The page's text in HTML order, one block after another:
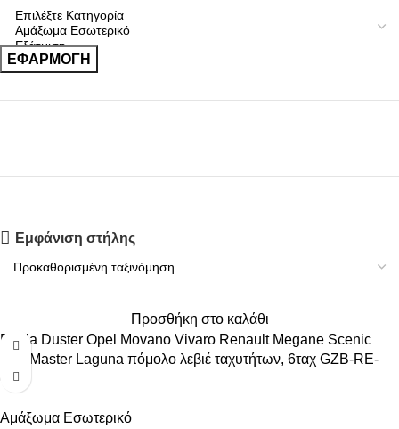
ΕΦΑΡΜΟΓΉ
Upholstered chair
Εμφάνιση στήλης
Προσθήκη στο καλάθι
Dacia Duster Opel Movano Vivaro Renault Megane Scenic
Clio Master Laguna πόμολο λεβιέ ταχυτήτων, 6ταχ GZB-RE-
009
Αμάξωμα Εσωτερικό